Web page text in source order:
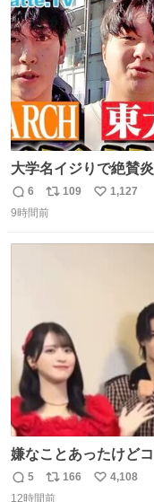
大学名イジりで絶賛
問題はこっちでは？ ・都内の特定企業に入るのを極度に推
奨し，それ以外の地
化する ・院生が研究
返
信
6
リ
ポ
109
い
1,127
9時間前
嫌なことあったけど
返
5
リ
166
い
4,108
12時間前